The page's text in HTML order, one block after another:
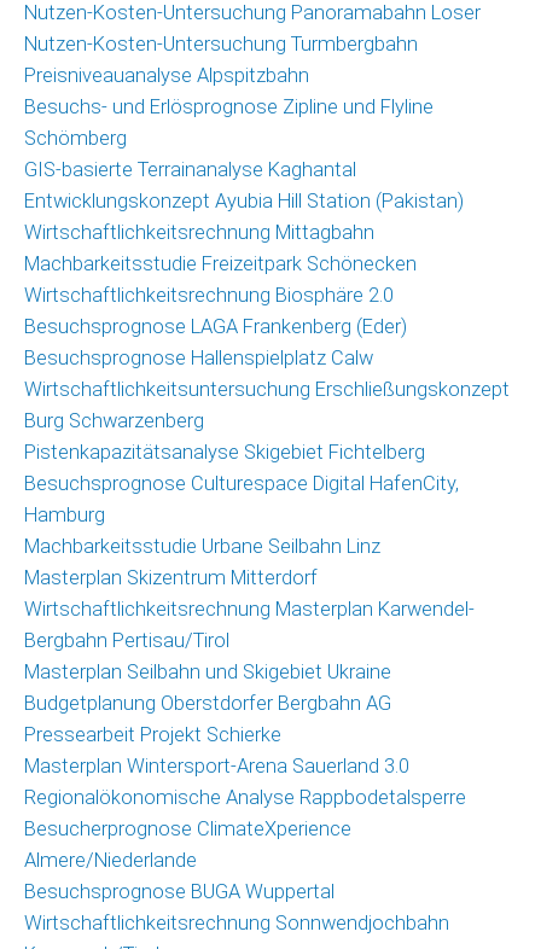
Nachrichten
Nachrichtenarchiv
Team
Christoph
Schrahe
Lukas
Melzer
Partnernetzwerk
Kunden
Kontakt
Nutzen-Kosten-Untersuchung Panoramabahn Loser
Nutzen-Kosten-Untersuchung Turmbergbahn
Preisniveauanalyse Alpspitzbahn
Besuchs- und Erlösprognose Zipline und Flyline
Schömberg
GIS-basierte Terrainanalyse Kaghantal
Entwicklungskonzept Ayubia Hill Station (Pakistan)
Wirtschaftlichkeitsrechnung Mittagbahn
Machbarkeitsstudie Freizeitpark Schönecken
Wirtschaftlichkeitsrechnung Biosphäre 2.0
Besuchsprognose LAGA Frankenberg (Eder)
Besuchsprognose Hallenspielplatz Calw
Wirtschaftlichkeitsuntersuchung Erschließungskonzept
Burg Schwarzenberg
Pistenkapazitätsanalyse Skigebiet Fichtelberg
Besuchsprognose Culturespace Digital HafenCity,
Hamburg
Machbarkeitsstudie Urbane Seilbahn Linz
Masterplan Skizentrum Mitterdorf
Wirtschaftlichkeitsrechnung Masterplan Karwendel-
Bergbahn Pertisau/Tirol
Masterplan Seilbahn und Skigebiet Ukraine
Budgetplanung Oberstdorfer Bergbahn AG
Pressearbeit Projekt Schierke
Masterplan Wintersport-Arena Sauerland 3.0
Regionalökonomische Analyse Rappbodetalsperre
Besucherprognose ClimateXperience
Almere/Niederlande
Besuchsprognose BUGA Wuppertal
Wirtschaftlichkeitsrechnung Sonnwendjochbahn